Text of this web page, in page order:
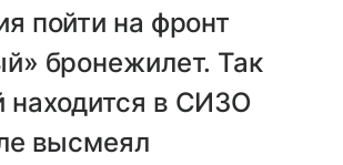
пойти на фронт
бронежилет. Так
находится в СИЗО
высмеял